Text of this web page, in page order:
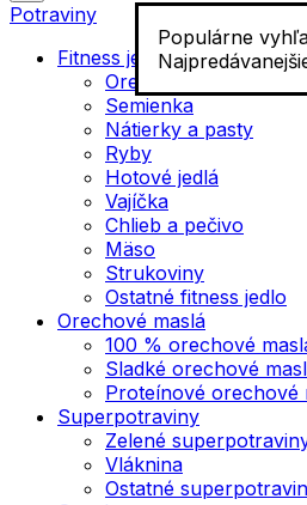
Populárne
Potraviny
Fitness jedlo
Orechy
Semienka
Nátierky a pasty
Ryby
Hotové jedlá
Vajíčka
Chlieb a pečivo
Mäso
Strukoviny
Ostatné fitness jedlo
Orechové maslá
100 % orechové
Sladké orechové
Proteínové orechové
Superpotraviny
Zelené
Vláknina
Ostatné